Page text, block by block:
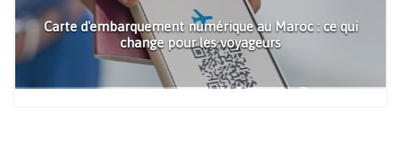
Carte d'embarquement numérique au Maroc : ce qui
change pour les voyageurs